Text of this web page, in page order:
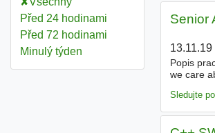
Před 24 hodinami
Před 72 hodinami
Minulý týden
Senior
13.11.19|
Popis
we care
Sledujte